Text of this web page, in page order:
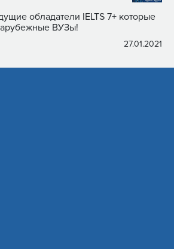
обладатели IELTS 7+ которые
ВУЗы!
27.01.2021